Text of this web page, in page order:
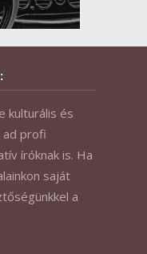
kulturális és
profi
íróknak is. Ha
saját
a